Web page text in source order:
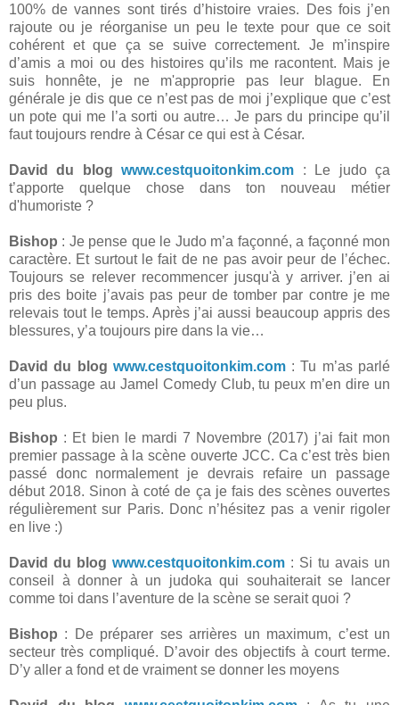
100% de vannes sont tirés d’histoire vraies. Des fois j’en
rajoute ou je réorganise un peu le texte pour que ce soit
cohérent et que ça se suive correctement. Je m’inspire
d’amis a moi ou des histoires qu’ils me racontent. Mais je
suis honnête, je ne m'approprie pas leur blague. En
générale je dis que ce n’est pas de moi j’explique que c’est
un pote qui me l’a sorti ou autre… Je pars du principe qu’il
faut toujours rendre à César ce qui est à César.
David du blogwww.cestquoitonkim.com : Le judo ça
t’apporte quelque chose dans ton nouveau métier
d'humoriste ?
Bishop : Je pense que le Judo m’a façonné, a façonné mon
caractère. Et surtout le fait de ne pas avoir peur de l’échec.
Toujours se relever recommencer jusqu'à y arriver. j’en ai
pris des boite j’avais pas peur de tomber par contre je me
relevais tout le temps. Après j’ai aussi beaucoup appris des
blessures, y’a toujours pire dans la vie…
David du blog www.cestquoitonkim.com: Tu m’as parlé
d’un passage au Jamel Comedy Club, tu peux m’en dire un
peu plus.
Bishop : Et bien le mardi 7 Novembre (2017) j’ai fait mon
premier passage à la scène ouverte JCC. Ca c’est très bien
passé donc normalement je devrais refaire un passage
début 2018. Sinon à coté de ça je fais des scènes ouvertes
régulièrement sur Paris. Donc n’hésitez pas a venir rigoler
en live :)
David du blog www.cestquoitonkim.com : Si tu avais un
conseil à donner à un judoka qui souhaiterait se lancer
comme toi dans l’aventure de la scène se serait quoi ?
Bishop : De préparer ses arrières un maximum, c’est un
secteur très compliqué. D’avoir des objectifs à court terme.
D’y aller a fond et de vraiment se donner les moyens